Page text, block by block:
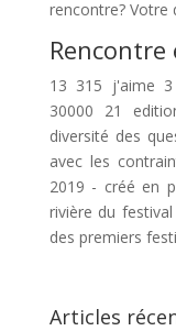
rencontre? Votre
13 315 j'aime 3
30000 21
diversité des
avec les
2019 - créé en
rivière du
des premiers
Articles